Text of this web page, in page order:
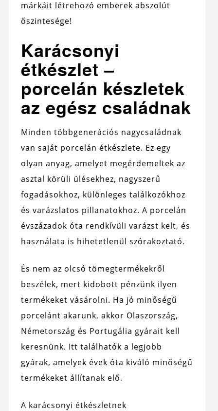
márkáit létrehozó emberek abszolút
őszintesége!
Karácsonyi
étkészlet –
porcelán készletek
az egész családnak
Minden többgenerációs nagycsaládnak
van saját porcelán étkészlete. Ez egy
olyan anyag, amelyet megérdemeltek az
asztal körüli ülésekhez, nagyszerű
fogadásokhoz, különleges találkozókhoz
és varázslatos pillanatokhoz. A porcelán
évszázadok óta rendkívüli varázst kelt, és
használata is hihetetlenül szórakoztató.
És nem az olcsó tömegtermékekről
beszélek, mert kidobott pénzünk ilyen
termékeket vásárolni. Ha jó minőségű
porcelánt akarunk, akkor Olaszország,
Németország és Portugália gyárait kell
keresnünk. Itt találhatók a legjobb
gyárak, amelyek évek óta kiváló minőségű
termékeket állítanak elő.
A karácsonyi étkészletnek